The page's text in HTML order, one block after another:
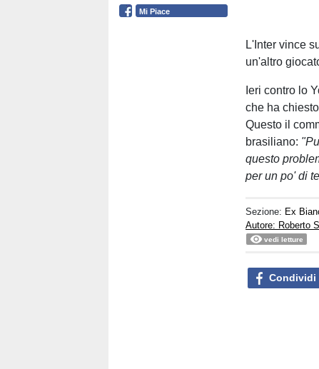
Mi Piace
L'Inter vince
un'altro
Ieri contro lo
che ha
Questo il
brasiliano: "
questo
per un po' di
Sezione: Ex
Autore: Roberto
vedi letture
Condividi